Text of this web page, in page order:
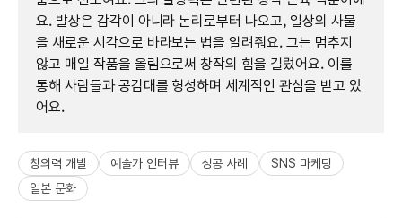
요. 발상은 감각이 아니라 논리로부터 나오고, 일상의 사물
을 새로운 시각으로 바라보는 법을 알려줘요. 그는 멈추지
않고 매일 작품을 올림으로써 창작의 힘을 길렀어요. 이를
통해 사람들과 공감대를 형성하며 세계적인 관심을 받고 있
어요.
창의력 개발 예술가 인터뷰 성공 사례
SNS 마케팅
일본 문화